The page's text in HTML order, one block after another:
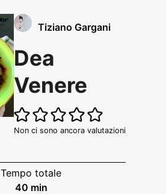
Tiziano Gargani
Dea
Venere
Non ci sono ancora valutazioni
Tempo totale
40minuti
min